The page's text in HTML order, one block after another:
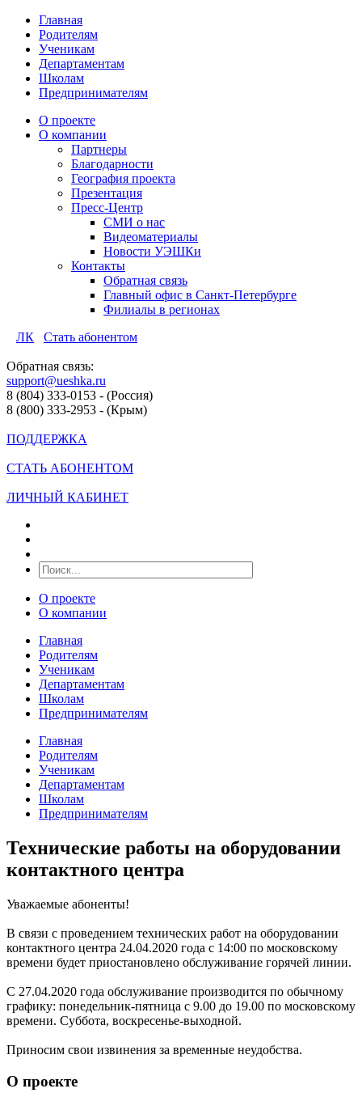
Главная
Родителям
Ученикам
Департаментам
Школам
Предпринимателям
О проекте
О компании
Партнеры
Благодарности
География проекта
Презентация
Пресс-Центр
СМИ о нас
Видеоматериалы
Новости УЭШКи
Контакты
Обратная связь
Главный офис в Санкт-Петербурге
Филиалы в регионах
ЛК
Стать абонентом
Обратная связь:
support@ueshka.ru
8 (804) 333-0153 - (Россия)
8 (800) 333-2953 - (Крым)
ПОДДЕРЖКА
СТАТЬ АБОНЕНТОМ
ЛИЧНЫЙ КАБИНЕТ
О проекте
О компании
Главная
Родителям
Ученикам
Департаментам
Школам
Предпринимателям
Главная
Родителям
Ученикам
Департаментам
Школам
Предпринимателям
Технические работы на оборудовании
контактного центра
Уважаемые абоненты!
В связи с проведением технических работ на оборудовании
контактного центра 24.04.2020 года с 14:00 по московскому
времени будет приостановлено обслуживание горячей линии.
С 27.04.2020 года обслуживание производится по обычному
графику: понедельник-пятница с 9.00 до 19.00 по московскому
времени. Суббота, воскресенье-выходной.
Приносим свои извинения за временные неудобства.
О проекте